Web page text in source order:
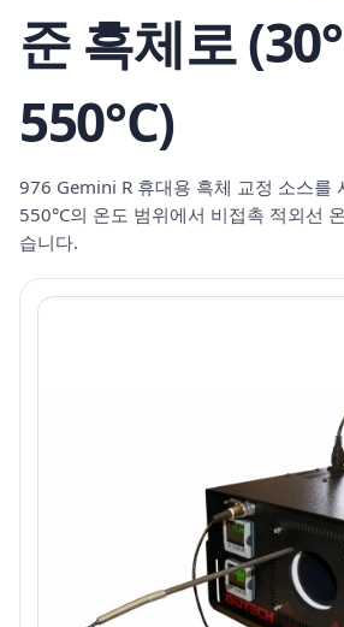
준 흑체로
550°C)
976 Gemini R 휴대용 흑체 교정 소스를
550°C의 온도 범위에서 비접촉 적외선
습니다.